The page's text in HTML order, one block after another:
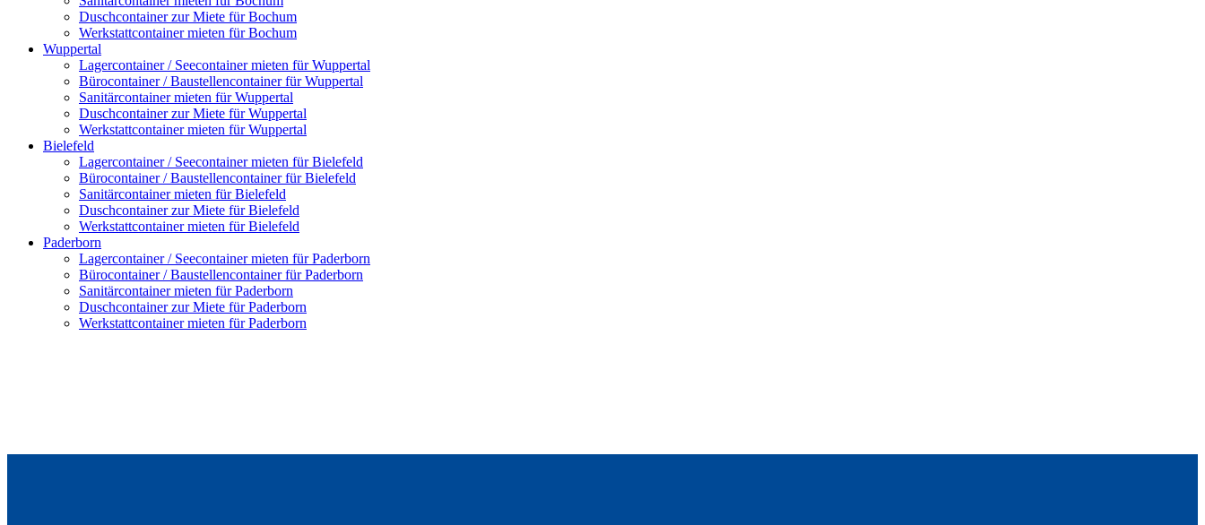
Duschcontainer zur Miete für Bochum
Werkstattcontainer mieten für Bochum
Wuppertal
Lagercontainer / Seecontainer mieten für Wuppertal
Bürocontainer / Baustellencontainer für Wuppertal
Sanitärcontainer mieten für Wuppertal
Duschcontainer zur Miete für Wuppertal
Werkstattcontainer mieten für Wuppertal
Bielefeld
Lagercontainer / Seecontainer mieten für Bielefeld
Bürocontainer / Baustellencontainer für Bielefeld
Sanitärcontainer mieten für Bielefeld
Duschcontainer zur Miete für Bielefeld
Werkstattcontainer mieten für Bielefeld
Paderborn
Lagercontainer / Seecontainer mieten für Paderborn
Bürocontainer / Baustellencontainer für Paderborn
Sanitärcontainer mieten für Paderborn
Duschcontainer zur Miete für Paderborn
Werkstattcontainer mieten für Paderborn